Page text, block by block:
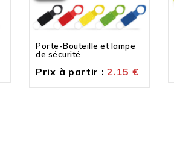
Porte-Bouteille et lampe
de sécurité
Prix à partir : 2.15 €